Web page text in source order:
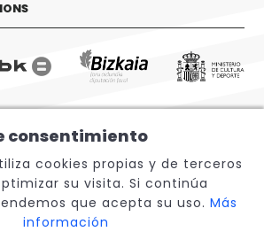
Fundazioa
consentimiento
cookies propias y de terceros
su visita. Si continúa
que acepta su uso. Más
información